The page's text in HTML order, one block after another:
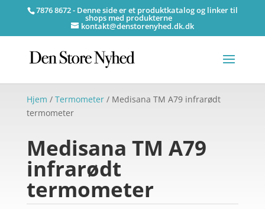
7876 8672 - Denne side er et produktkatalog og linker til
shops med produkterne
kontakt@denstorenyhed.dk.dk
Hjem / Termometer/ Medisana TM A79 infrarødt
termometer
Medisana TM A79
infrarødt
termometer